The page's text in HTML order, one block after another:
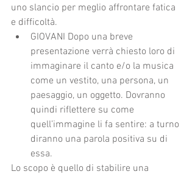
uno slancio per meglio affrontare fatica
e difficoltà.
GIOVANI Dopo una breve
presentazione verrà chiesto loro di
immaginare il canto e/o la musica
come un vestito, una persona, un
paesaggio, un oggetto. Dovranno
quindi riflettere su come
quell’immagine li fa sentire: a turno
diranno una parola positiva su di
essa.
Lo scopo è quello di stabilire una